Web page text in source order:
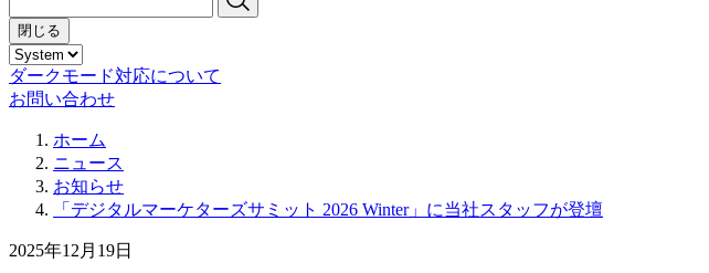
閉じる
ダークモード対応について
お問い合わせ
ホーム
ニュース
お知らせ
「デジタルマーケターズサミット 2026 Winter」に当社スタッフが登壇
2025年12月19日